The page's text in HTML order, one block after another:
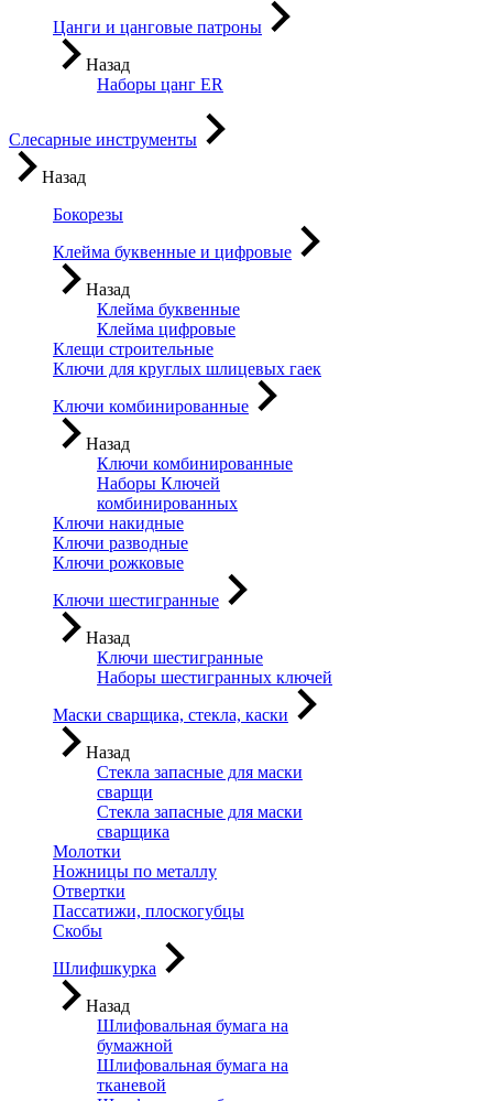
Цанги и цанговые патроны
Назад
Наборы цанг ER
Слесарные инструменты
Назад
Бокорезы
Клейма буквенные и цифровые
Назад
Клейма буквенные
Клейма цифровые
Клещи строительные
Ключи для круглых шлицевых гаек
Ключи комбинированные
Назад
Ключи комбинированные
Наборы Ключей
комбинированных
Ключи накидные
Ключи разводные
Ключи рожковые
Ключи шестигранные
Назад
Ключи шестигранные
Наборы шестигранных ключей
Маски сварщика, стекла, каски
Назад
Стекла запасные для маски
сварщи
Стекла запасные для маски
сварщика
Молотки
Ножницы по металлу
Отвертки
Пассатижи, плоскогубцы
Скобы
Шлифшкурка
Назад
Шлифовальная бумага на
бумажной
Шлифовальная бумага на
тканевой